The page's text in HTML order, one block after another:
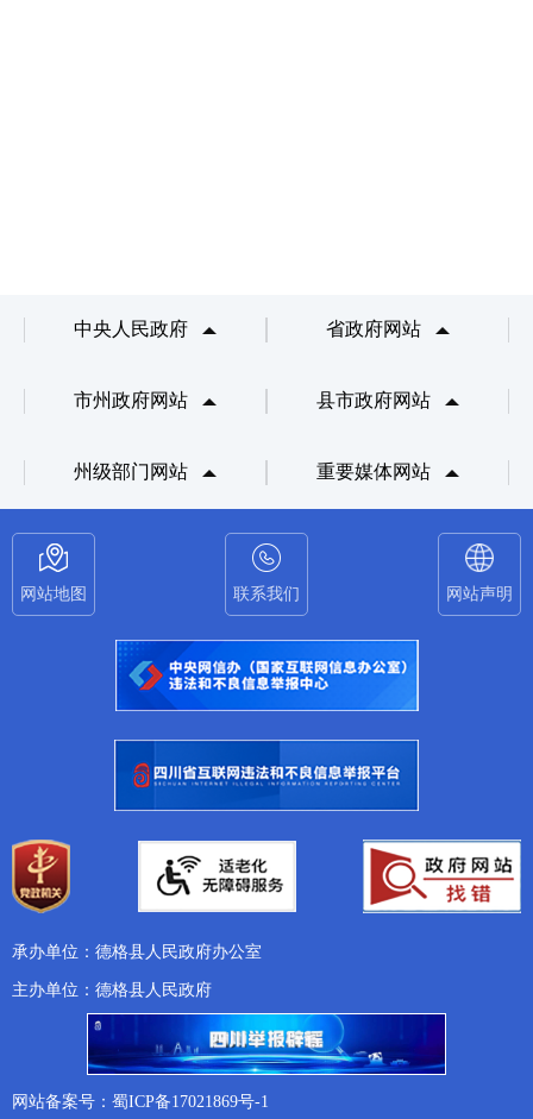
中央人民政府 省政府网站
市州政府网站 县市政府网站
州级部门网站 重要媒体网站
网站地图 联系我们 网站声明
承办单位：德格县人民政府办公室
主办单位：德格县人民政府
网站备案号：蜀ICP备17021869号-1